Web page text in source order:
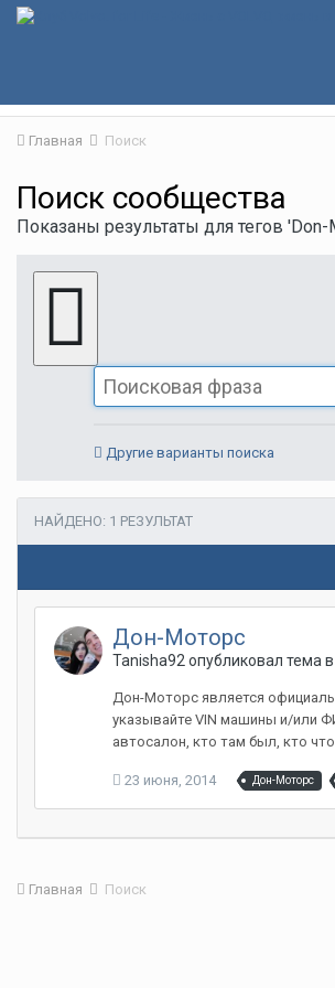
Главная Поиск
Поиск сообщества
Показаны результаты для тегов 'Don-
Другие варианты поиска
НАЙДЕНО: 1 РЕЗУЛЬТАТ
Дон-Моторс
Tanisha92 опубликовал тема в
Дон-Моторс является
указывайте VIN машины и/или
автосалон, кто там был, кто
23 июня, 2014 Дон-Моторс
Главная Поиск